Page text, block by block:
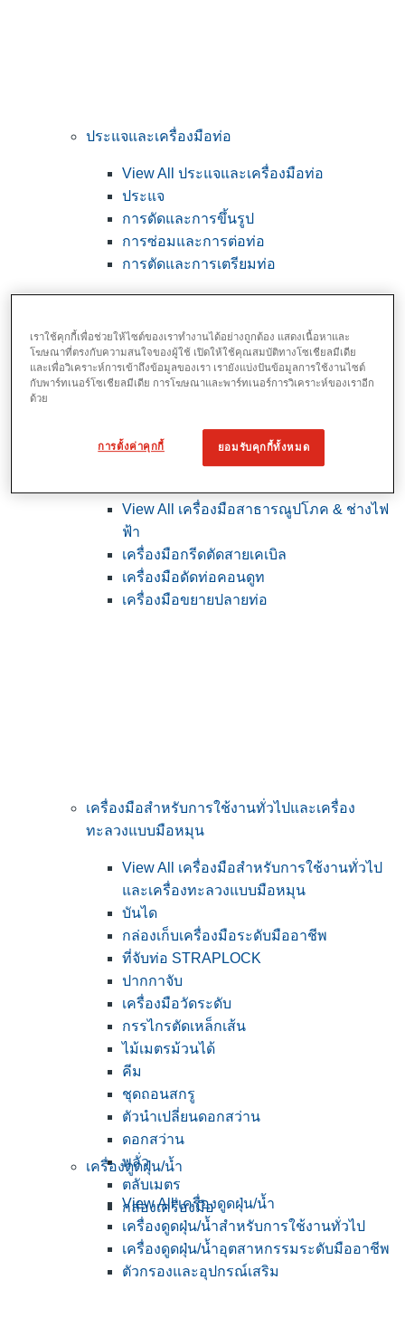
ประแจและเครื่องมือท่อ
View All ประแจและเครื่องมือท่อ
ประแจ
การดัดและการขึ้นรูป
การซ่อมและการต่อท่อ
การตัดและการเตรียมท่อ
เครื่องมือสาธารณูปโภค & ช่างไฟฟ้า
View All เครื่องมือสาธารณูปโภค & ช่างไฟ
ฟ้า
เครื่องมือกรีดตัดสายเคเบิล
เครื่องมือดัดท่อคอนดูท
เครื่องมือขยายปลายท่อ
เครื่องมือสำหรับการใช้งานทั่วไปและเครื่อง
ทะลวงแบบมือหมุน
View All เครื่องมือสำหรับการใช้งานทั่วไป
และเครื่องทะลวงแบบมือหมุน
บันได
กล่องเก็บเครื่องมือระดับมืออาชีพ
ที่จับท่อ STRAPLOCK
ปากกาจับ
เครื่องมือวัดระดับ
กรรไกรตัดเหล็กเส้น
ไม้เมตรม้วนได้
คีม
ชุดถอนสกรู
ตัวนำเปลี่ยนดอกสว่าน
ดอกสว่าน
พลั่ว
ตลับเมตร
กล่องเครื่องมือ
เครื่องดูดฝุ่น/น้ำ
View All เครื่องดูดฝุ่น/น้ำ
เครื่องดูดฝุ่น/น้ำสำหรับการใช้งานทั่วไป
เครื่องดูดฝุ่น/น้ำอุตสาหกรรมระดับมืออาชีพ
ตัวกรองและอุปกรณ์เสริม
เราใช้คุกกี้เพื่อช่วยให้ไซต์ของเราทำงานได้อย่างถูกต้อง แสดงเนื้อหาและ
โฆษณาที่ตรงกับความสนใจของผู้ใช้ เปิดให้ใช้คุณสมบัติทางโซเชียลมีเดีย
และเพื่อวิเคราะห์การเข้าถึงข้อมูลของเรา เรายังแบ่งปันข้อมูลการใช้งานไซต์
กับพาร์ทเนอร์โซเชียลมีเดีย การโฆษณาและพาร์ทเนอร์การวิเคราะห์ของเราอีก
ด้วย
การตั้งค่าคุกกี้ ยอมรับคุกกี้ทั้งหมด